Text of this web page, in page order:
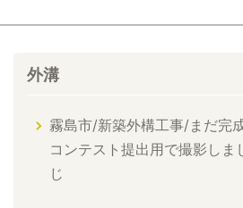
外溝
霧島市/新築外構工事/まだ完
コンテスト提出用で撮影しま
じ